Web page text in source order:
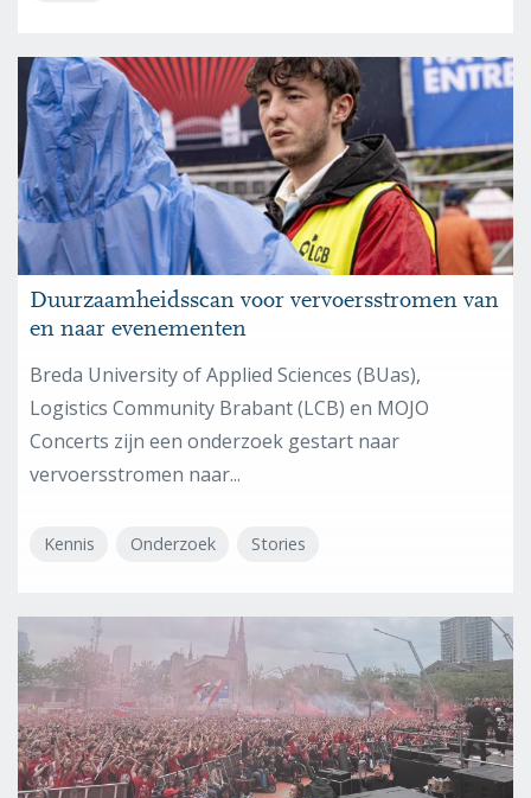
Duurzaamheidsscan voor vervoersstromen van
en naar evenementen
Breda University of Applied Sciences (BUas),
Logistics Community Brabant (LCB) en MOJO
Concerts zijn een onderzoek gestart naar
vervoersstromen naar...
Kennis Onderzoek Stories